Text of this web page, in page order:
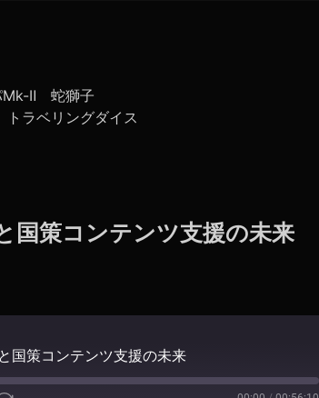
Ⅱ 蛇獅子
ラベリングダイス
国策コンテンツ支援の未来
国策コンテンツ支援の未来